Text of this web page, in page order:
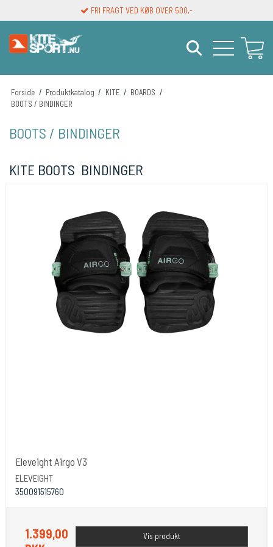
FRI FRAGT VED KØB OVER 500,-
Forside / Produktkatalog / KITE / BOARDS /
BOOTS / BINDINGER
BOOTS / BINDINGER
KITE BOOTS BINDINGER
Eleveight Airgo V3
ELEVEIGHT
350091515760
1.399,00
Vis produkt